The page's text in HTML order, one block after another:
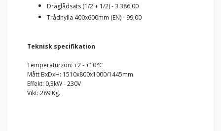
Draglådsats (1/2 + 1/2) - 3 386,00
Trådhylla 400x600mm (EN) - 99,00
Teknisk specifikation
Temperaturzon: +2 - +10°C
Mått BxDxH: 1510x800x1000/1445mm
Effekt: 0,3kW - 230V
Vikt: 289 Kg.